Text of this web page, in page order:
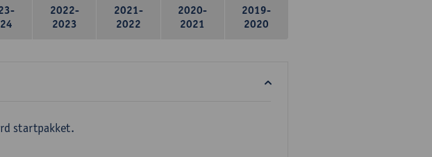
2022-
2023
2021-
2022
2020-
2021
2019-
2020
startpakket.